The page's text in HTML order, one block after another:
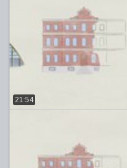
21:54